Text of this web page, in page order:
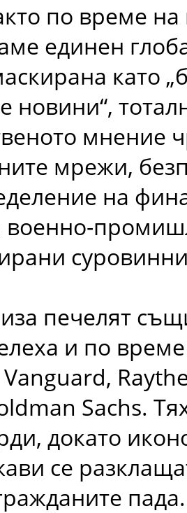
по време
единен
като
новини“,
мнение
мрежи,
на
военно-
печелят
и по
Vanguard,
Sachs.
докато
се
пада.